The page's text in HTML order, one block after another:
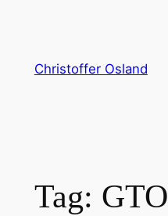
Christoffer Osland
Tag: GTO